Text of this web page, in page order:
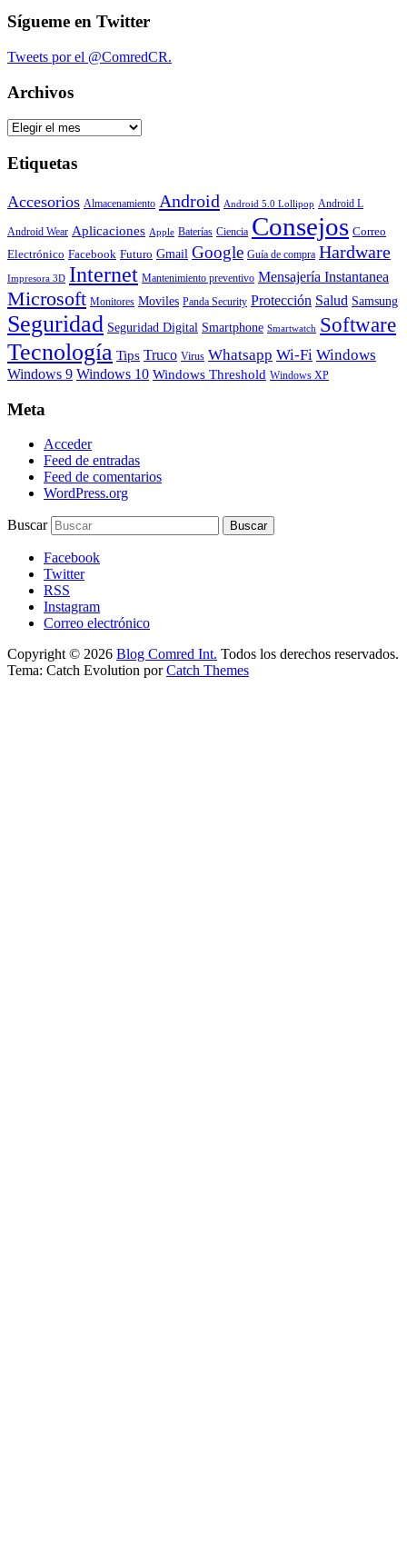
Compartir
Sígueme en Twitter
Tweets por el @ComredCR.
Archivos
Archivos
Etiquetas
Accesorios Almacenamiento Android Android 5.0 Lollipop Android L
Android Wear Aplicaciones Apple Baterías Ciencia Consejos Correo
Electrónico Facebook Futuro Gmail Google Guía de compra Hardware
Impresora 3D Internet Mantenimiento preventivo Mensajería Instantanea
Microsoft Monitores Moviles Panda Security Protección Salud Samsung
Seguridad Seguridad Digital Smartphone Smartwatch Software
Tecnología Tips Truco Virus Whatsapp Wi-Fi Windows
Windows 9 Windows 10 Windows Threshold Windows XP
Meta
Acceder
Feed de entradas
Feed de comentarios
WordPress.org
Buscar
Facebook
Twitter
RSS
Instagram
Correo electrónico
Copyright © 2026 Blog Comred Int. Todos los derechos reservados.
Tema: Catch Evolution porCatch Themes